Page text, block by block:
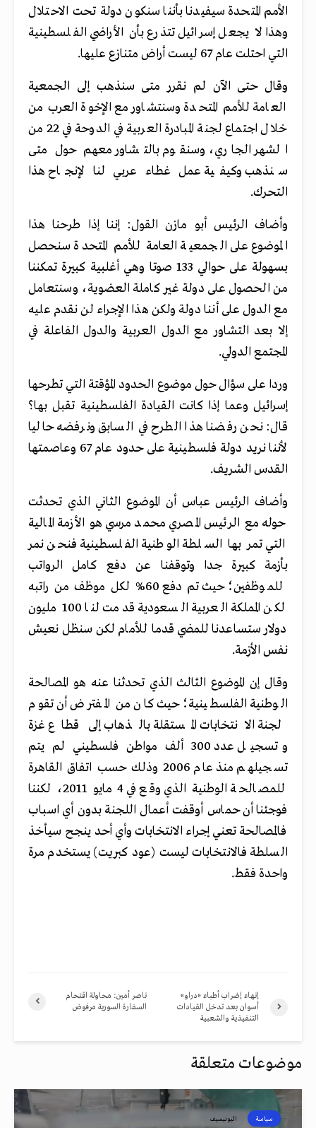
الأمم المتحدة سيفيدنا بأننا سنكون دولة تحت الاحتلال
وهذا لا يجعل إسرائيل تتذرع بأن الأراضي الفلسطينية
التي احتلت عام 67 ليست أراض متنازع عليها.
وقال حتى الآن لم نقرر متى سنذهب إلى الجمعية
العامة للأمم المتحدة وسنتشاور مع الإخوة العرب من
خلال اجتماع لجنة المبادرة العربية في الدوحة في 22 من
الشهر الجاري، وسنقوم بالتشاور معهم حول متى
سنذهب وكيفية عمل غطاء عربي لنا لإنجاح هذا
التحرك.
وأضاف الرئيس أبو مازن القول: إننا إذا طرحنا هذا
الموضوع على الجمعية العامة للأمم المتحدة سنحصل
بسهولة على حوالي 133 صوتا وهي أغلبية كبيرة تمكننا
من الحصول على دولة غير كاملة العضوية، وسنتعامل
مع الدول على أننا دولة ولكن هذا الإجراء لن نقدم عليه
إلا بعد التشاور مع الدول العربية والدول الفاعلة في
المجتمع الدولي.
وردا على سؤال حول موضوع الحدود المؤقتة التي تطرحها
إسرائيل وعما إذا كانت القيادة الفلسطينية تقبل بها؟
قال: نحن رفضنا هذا الطرح في السابق ونرفضه حاليا
لأننا نريد دولة فلسطينية على حدود عام 67 وعاصمتها
القدس الشريف.
وأضاف الرئيس عباس أن الموضوع الثاني الذي تحدثت
حوله مع الرئيس المصري محمد مرسي هو الأزمة المالية
التي تمر بها السلطة الوطنية الفلسطينية فنحن نمر
بأزمة كبيرة جدا وتوقفنا عن دفع كامل الرواتب
للموظفين؛ حيث تم دفع 60% لكل موظف من راتبه
لكن المملكة العربية السعودية قدمت لنا 100 مليون
دولار ستساعدنا للمضي قدما للأمام لكن سنظل نعيش
نفس الأزمة.
وقال إن الموضوع الثالث الذي تحدثنا عنه هو المصالحة
الوطنية الفلسطينية؛ حيث كان من المفترض أن تقوم
لجنة الانتخابات المستقلة بالذهاب إلى قطاع غزة
وتسجيل عدد 300 ألف مواطن فلسطيني لم يتم
تسجيلهم منذ عام 2006 وذلك حسب اتفاق القاهرة
للمصالحة الوطنية الذي وقع في 4 مايو 2011، لكننا
فوجئنا أن حماس أوقفت أعمال اللجنة بدون أي اسباب
فالمصالحة تعني إجراء الانتخابات وأي أحد ينجح سيأخذ
السلطة فالانتخابات ليست (عود كبريت) يستخدم مرة
واحدة فقط.
ناصر أمين: محاولة اقتحام
السفارة السورية مرفوض
إنهاء إضراب أطباء «دراو»
أسوان بعد تدخل القيادات
التنفيذية والشعبية
موضوعات متعلقة
سياسة اليونيسيف